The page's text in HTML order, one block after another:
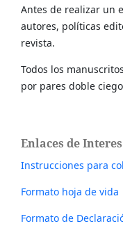
Antes de realizar un
autores, políticas
revista.
Todos los
por pares doble
Enlaces de Interes
Instrucciones para
Formato hoja de vida
Formato de